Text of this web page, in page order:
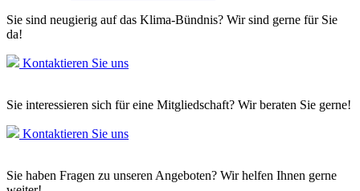
Sie sind neugierig auf das Klima-Bündnis? Wir sind gerne für Sie
da!
Kontaktieren Sie uns
Sie interessieren sich für eine Mitgliedschaft? Wir beraten Sie gerne!
Kontaktieren Sie uns
Sie haben Fragen zu unseren Angeboten? Wir helfen Ihnen gerne